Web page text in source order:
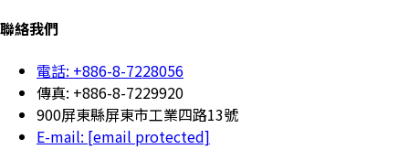
聯絡我們
電話: +886-8-7228056
傳真: +886-8-7229920
900屏東縣屏東市工業四路13號
E-mail: [email protected]